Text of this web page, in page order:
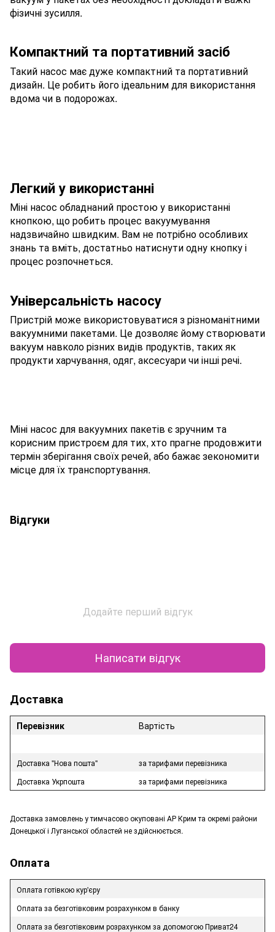
фізичні зусилля.
Компактний та портативний засіб
Такий насос має дуже компактний та портативний
дизайн. Це робить його ідеальним для використання
вдома чи в подорожах.
Легкий у використанні
Міні насос обладнаний простою у використанні
кнопкою, що робить процес вакуумування
надзвичайно швидким. Вам не потрібно особливих
знань та вміть, достатньо натиснути одну кнопку і
процес розпочнеться.
Універсальність насосу
Пристрій може використовуватися з різноманітними
вакуумними пакетами. Це дозволяє йому створювати
вакуум навколо різних видів продуктів, таких як
продукти харчування, одяг, аксесуари чи інші речі.
Міні насос для вакуумних пакетів є зручним та
корисним пристроєм для тих, хто прагне продовжити
термін зберігання своїх речей, або бажає зекономити
місце для їх транспортування.
Відгуки
Додайте перший відгук
Написати відгук
Доставка
Перевізник Вартість
Доставка "Нова пошта"
за тарифами перевізника
Доставка Укрпошта
за тарифами перевізника
Доставка замовлень у тимчасово окуповані АР Крим та окремі райони
Донецької і Луганської областей не здійснюється.
Оплата
Оплата готівкою кур'єру
Оплата за безготівковим розрахунком в банку
Оплата за безготівковим розрахунком за допомогою Приват24